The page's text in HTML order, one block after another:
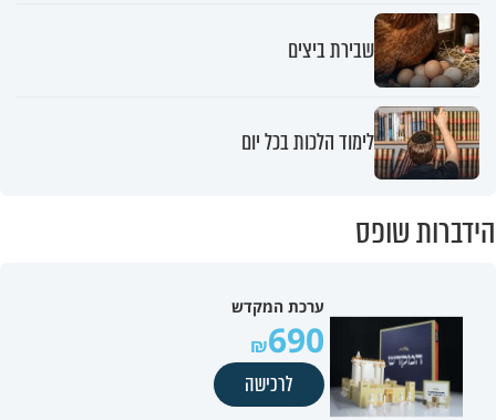
שבירת ביצים
לימוד הלכות בכל יום
הידברות שופס
ערכת המקדש
690
לרכישה